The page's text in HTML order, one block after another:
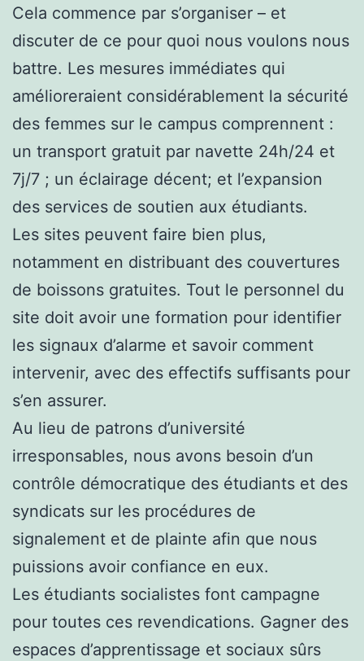
Cela commence par s’organiser – et
discuter de ce pour quoi nous voulons nous
battre. Les mesures immédiates qui
amélioreraient considérablement la sécurité
des femmes sur le campus comprennent :
un transport gratuit par navette 24h/24 et
7j/7 ; un éclairage décent; et l’expansion
des services de soutien aux étudiants.
Les sites peuvent faire bien plus,
notamment en distribuant des couvertures
de boissons gratuites. Tout le personnel du
site doit avoir une formation pour identifier
les signaux d’alarme et savoir comment
intervenir, avec des effectifs suffisants pour
s’en assurer.
Au lieu de patrons d’université
irresponsables, nous avons besoin d’un
contrôle démocratique des étudiants et des
syndicats sur les procédures de
signalement et de plainte afin que nous
puissions avoir confiance en eux.
Les étudiants socialistes font campagne
pour toutes ces revendications. Gagner des
espaces d’apprentissage et sociaux sûrs